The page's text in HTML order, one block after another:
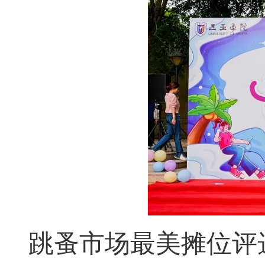
跳蚤市场最美摊位